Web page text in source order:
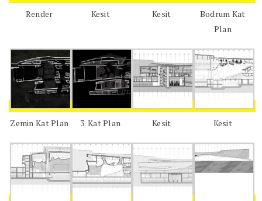
Render Kesit Kesit
Bodrum Kat
Plan
Zemin Kat Plan 3. Kat Plan Kesit Kesit